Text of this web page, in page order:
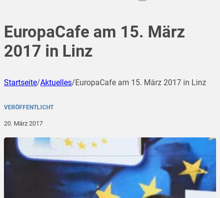
EuropaCafe am 15. März
2017 in Linz
Startseite/Aktuelles/EuropaCafe am 15. März 2017 in Linz
VERÖFFENTLICHT
20. März 2017